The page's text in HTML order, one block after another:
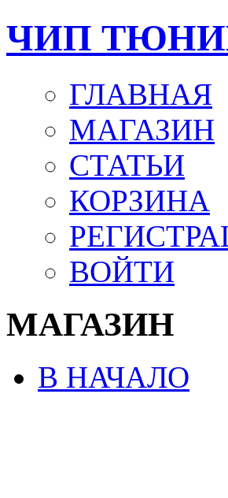
ЧИП
ГЛАВНАЯ
МАГАЗИН
СТАТЬИ
КОРЗИНА
ВОЙТИ
МАГАЗИН
В НАЧАЛО